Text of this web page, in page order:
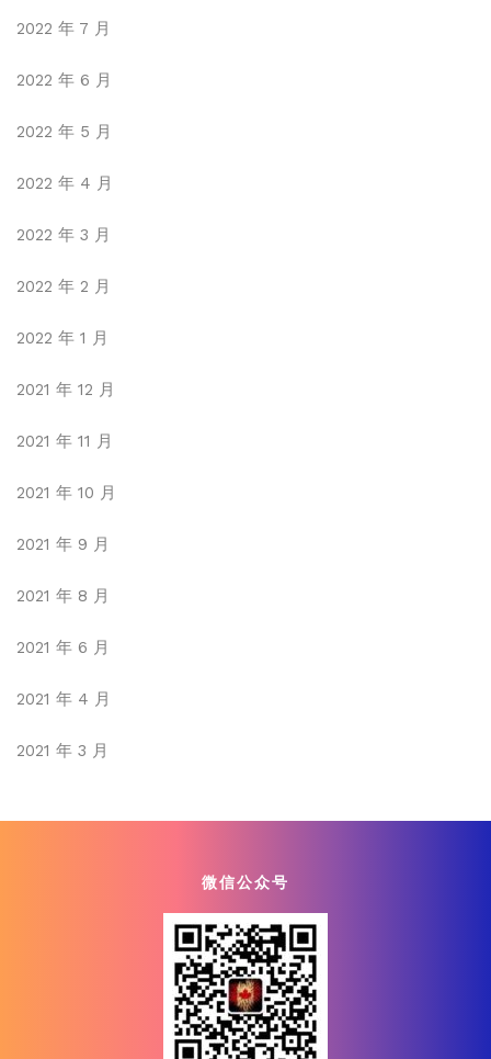
2022 年 7 月
2022 年 6 月
2022 年 5 月
2022 年 4 月
2022 年 3 月
2022 年 2 月
2022 年 1 月
2021 年 12 月
2021 年 11 月
2021 年 10 月
2021 年 9 月
2021 年 8 月
2021 年 6 月
2021 年 4 月
2021 年 3 月
微信公众号